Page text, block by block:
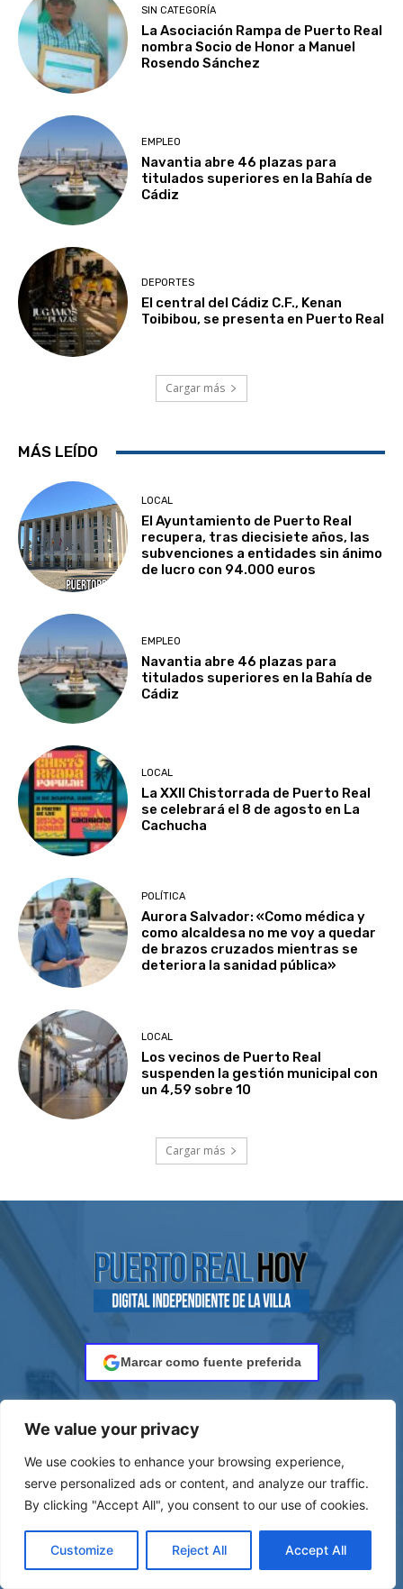
We value your privacy
We use cookies to enhance your browsing experience,
serve personalized ads or content, and analyze our traffic.
By clicking "Accept All", you consent to our use of cookies.
Customize Reject All Accept All
SIN CATEGORÍA
La Asociación Rampa de Puerto Real
nombra Socio de Honor a Manuel
Rosendo Sánchez
EMPLEO
Navantia abre 46 plazas para
titulados superiores en la Bahía de
Cádiz
DEPORTES
El central del Cádiz C.F., Kenan
Toibibou, se presenta en Puerto Real
Cargar más
MÁS LEÍDO
LOCAL
El Ayuntamiento de Puerto Real
recupera, tras diecisiete años, las
subvenciones a entidades sin ánimo
de lucro con 94.000 euros
EMPLEO
Navantia abre 46 plazas para
titulados superiores en la Bahía de
Cádiz
LOCAL
La XXII Chistorrada de Puerto Real
se celebrará el 8 de agosto en La
Cachucha
POLÍTICA
Aurora Salvador: «Como médica y
como alcaldesa no me voy a quedar
de brazos cruzados mientras se
deteriora la sanidad pública»
LOCAL
Los vecinos de Puerto Real
suspenden la gestión municipal con
un 4,59 sobre 10
Cargar más
Marcar como fuente preferida
Puerto Real Hoy es el periódico independiente de la localidad de
Puerto Real. Fundado en 2014, está hecho por periodistas
titulados que acuden al rigor de la información para sus
conciudadanos.
Contacto:redaccion@puertorealhoy.es